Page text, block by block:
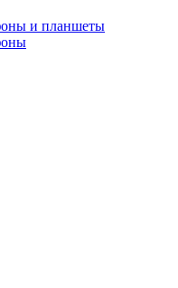
и планшеты